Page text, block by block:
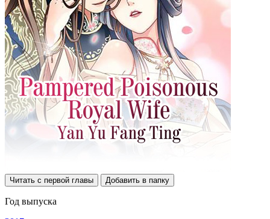
Читать с первой главы Добавить в папку
Год выпуска